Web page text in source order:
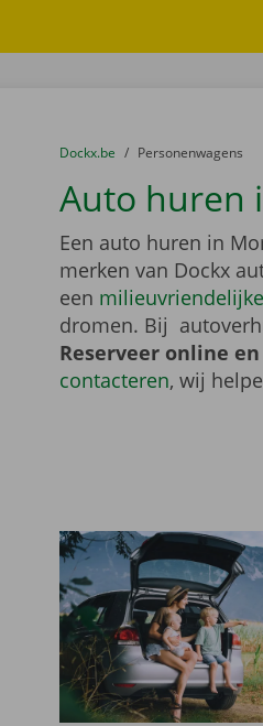
U bevindt zich hier:
van
Dockx.be naar
Personenwagens
Auto huren
Een auto huren in
merken van Dockx
een
dromen. Bij
Reserveer online
contacteren, wij